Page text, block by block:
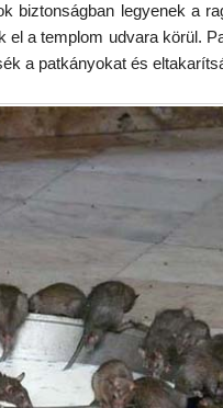
biztonságban legyenek a
a templom udvara körül.
a patkányokat és